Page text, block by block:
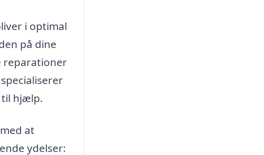
i optimal
på dine
reparationer
til hjælp.
at
ydelser: